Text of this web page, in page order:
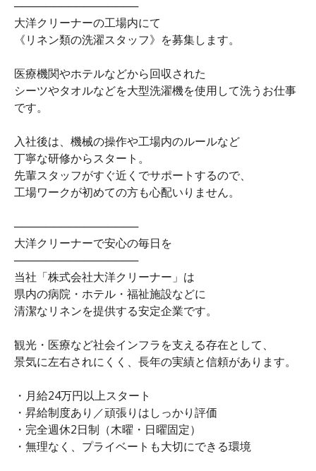
────────────────
大洋クリーナーの工場内にて
《リネン類の洗濯スタッフ》を募集します。
医療機関やホテルなどから回収された
シーツやタオルなどを大型洗濯機を使用して洗うお仕事
です。
入社後は、機械の操作や工場内のルールなど
丁寧な研修からスタート。
先輩スタッフがすぐ近くでサポートするので、
工場ワークが初めての方も心配いりません。
────────────────
大洋クリーナーで安心の毎日を
────────────────
当社「株式会社大洋クリーナー」は
県内の病院・ホテル・福祉施設などに
清潔なリネンを提供する安定企業です。
観光・医療など社会インフラを支える存在として、
景気に左右されにくく、長年の実績と信頼があります。
・月給24万円以上スタート
・昇給制度あり／頑張りはしっかり評価
・完全週休2日制（木曜・日曜固定）
・無理なく、プライベートも大切にできる環境